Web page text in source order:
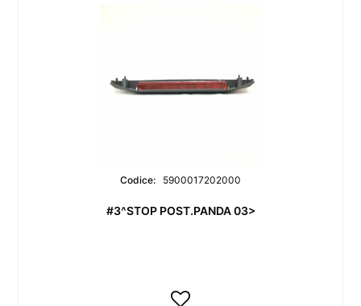
Codice: 5900017202000
#3^STOP POST.PANDA 03>